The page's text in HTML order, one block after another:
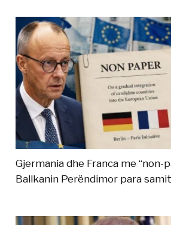
Gjermania dhe Franca me “non-
Ballkanin Perëndimor para